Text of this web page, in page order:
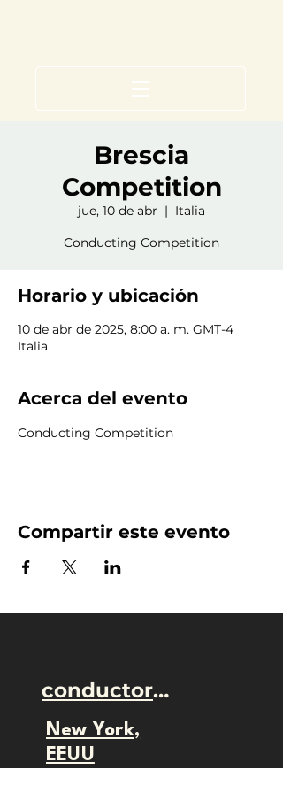
Brescia
Competition
jue, 10 de abr
  |
Italia
Conducting Competition
Horario y ubicación
10 de abr de 2025, 8:00 a. m. GMT-4
Italia
Acerca del evento
Conducting Competition
Compartir este evento
conductor@camilotellez.com
New York,
EEUU